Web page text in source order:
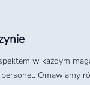
w każdym
Omawiamy